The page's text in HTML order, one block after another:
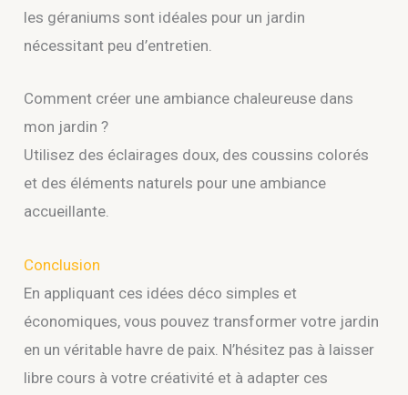
les géraniums sont idéales pour un jardin
nécessitant peu d’entretien.
Comment créer une ambiance chaleureuse dans
mon jardin ?
Utilisez des éclairages doux, des coussins colorés
et des éléments naturels pour une ambiance
accueillante.
Conclusion
En appliquant ces idées déco simples et
économiques, vous pouvez transformer votre jardin
en un véritable havre de paix. N’hésitez pas à laisser
libre cours à votre créativité et à adapter ces